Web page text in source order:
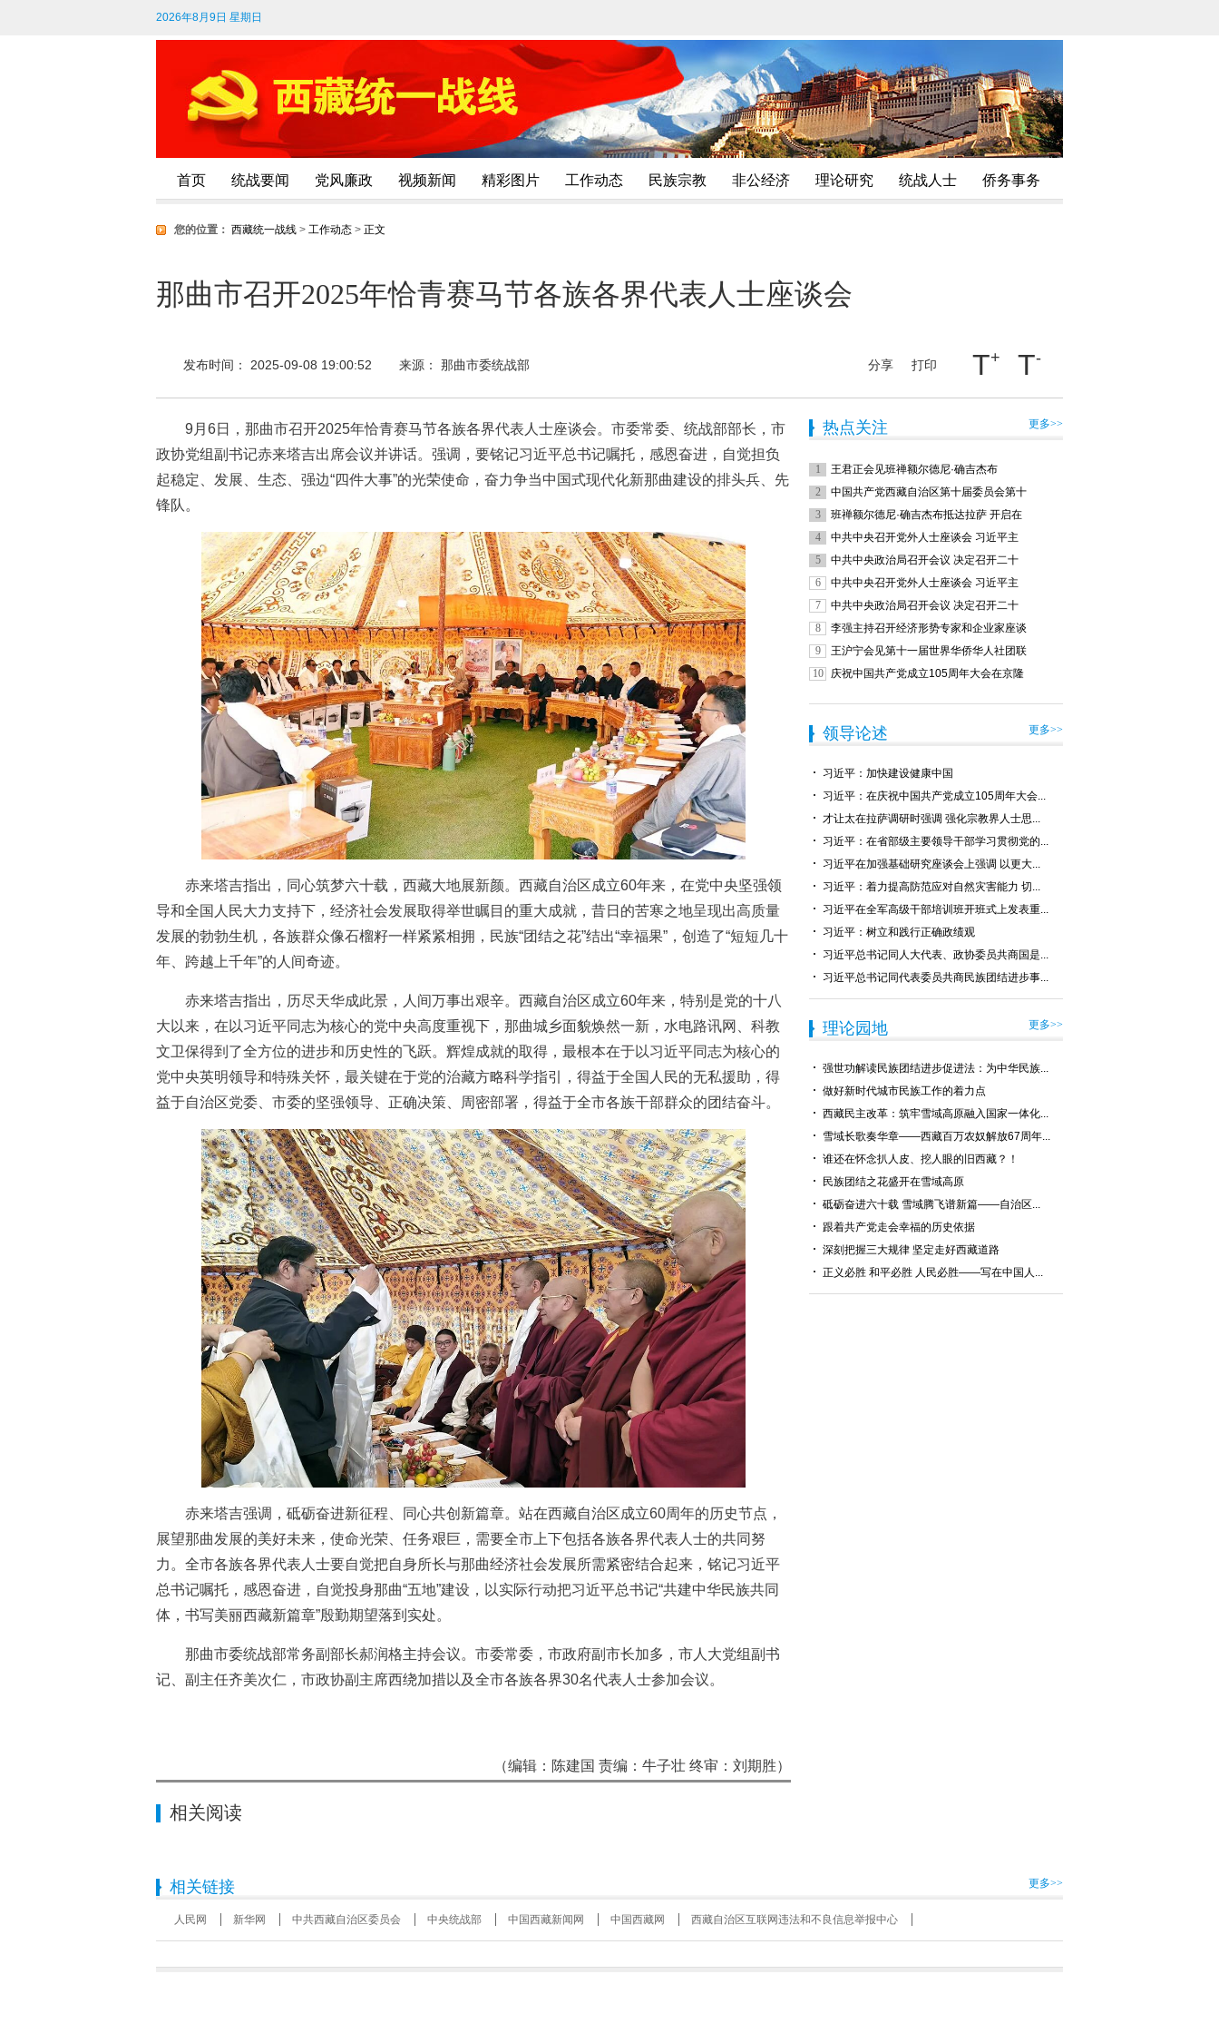
2026年8月9日 星期日
首页 统战要闻 党风廉政 视频新闻 精彩图片 工作动态 民族宗教 非公经济 理论研究 统战人士 侨务事务
您的位置： 西藏统一战线 > 工作动态 > 正文
那曲市召开2025年恰青赛马节各族各界代表人士座谈会
发布时间： 2025-09-08 19:00:52 来源： 那曲市委统战部 分享 打印 T+ T-
9月6日，那曲市召开2025年恰青赛马节各族各界代表人士座谈会。市委常委、统战部部长，市
政协党组副书记赤来塔吉出席会议并讲话。强调，要铭记习近平总书记嘱托，感恩奋进，自觉担负
起稳定、发展、生态、强边“四件大事”的光荣使命，奋力争当中国式现代化新那曲建设的排头兵、先
锋队。
赤来塔吉指出，同心筑梦六十载，西藏大地展新颜。西藏自治区成立60年来，在党中央坚强领
导和全国人民大力支持下，经济社会发展取得举世瞩目的重大成就，昔日的苦寒之地呈现出高质量
发展的勃勃生机，各族群众像石榴籽一样紧紧相拥，民族“团结之花”结出“幸福果”，创造了“短短几十
年、跨越上千年”的人间奇迹。
赤来塔吉指出，历尽天华成此景，人间万事出艰辛。西藏自治区成立60年来，特别是党的十八
大以来，在以习近平同志为核心的党中央高度重视下，那曲城乡面貌焕然一新，水电路讯网、科教
文卫保得到了全方位的进步和历史性的飞跃。辉煌成就的取得，最根本在于以习近平同志为核心的
党中央英明领导和特殊关怀，最关键在于党的治藏方略科学指引，得益于全国人民的无私援助，得
益于自治区党委、市委的坚强领导、正确决策、周密部署，得益于全市各族干部群众的团结奋斗。
赤来塔吉强调，砥砺奋进新征程、同心共创新篇章。站在西藏自治区成立60周年的历史节点，
展望那曲发展的美好未来，使命光荣、任务艰巨，需要全市上下包括各族各界代表人士的共同努
力。全市各族各界代表人士要自觉把自身所长与那曲经济社会发展所需紧密结合起来，铭记习近平
总书记嘱托，感恩奋进，自觉投身那曲“五地”建设，以实际行动把习近平总书记“共建中华民族共同
体，书写美丽西藏新篇章”殷勤期望落到实处。
那曲市委统战部常务副部长郝润格主持会议。市委常委，市政府副市长加多，市人大党组副书
记、副主任齐美次仁，市政协副主席西绕加措以及全市各族各界30名代表人士参加会议。
（编辑：陈建国 责编：牛子壮 终审：刘期胜）
相关阅读
热点关注 更多>>
1
王君正会见班禅额尔德尼·确吉杰布
2
中国共产党西藏自治区第十届委员会第十
3
班禅额尔德尼·确吉杰布抵达拉萨 开启在
4
中共中央召开党外人士座谈会 习近平主
5
中共中央政治局召开会议 决定召开二十
6
中共中央召开党外人士座谈会 习近平主
7
中共中央政治局召开会议 决定召开二十
8
李强主持召开经济形势专家和企业家座谈
9
王沪宁会见第十一届世界华侨华人社团联
10
庆祝中国共产党成立105周年大会在京隆
领导论述 更多>>
习近平：加快建设健康中国
习近平：在庆祝中国共产党成立105周年大会...
才让太在拉萨调研时强调 强化宗教界人士思...
习近平：在省部级主要领导干部学习贯彻党的...
习近平在加强基础研究座谈会上强调 以更大...
习近平：着力提高防范应对自然灾害能力 切...
习近平在全军高级干部培训班开班式上发表重...
习近平：树立和践行正确政绩观
习近平总书记同人大代表、政协委员共商国是...
习近平总书记同代表委员共商民族团结进步事...
理论园地 更多>>
强世功解读民族团结进步促进法：为中华民族...
做好新时代城市民族工作的着力点
西藏民主改革：筑牢雪域高原融入国家一体化...
雪域长歌奏华章——西藏百万农奴解放67周年...
谁还在怀念扒人皮、挖人眼的旧西藏？！
民族团结之花盛开在雪域高原
砥砺奋进六十载 雪域腾飞谱新篇——自治区...
跟着共产党走会幸福的历史依据
深刻把握三大规律 坚定走好西藏道路
正义必胜 和平必胜 人民必胜——写在中国人...
相关链接 更多>>
人民网 新华网 中共西藏自治区委员会 中央统战部 中国西藏新闻网 中国西藏网 西藏自治区互联网违法和不良信息举报中心